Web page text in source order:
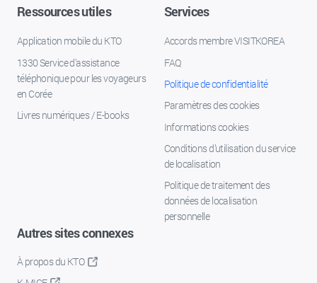
Ressources utiles
Application mobile du KTO
1330 Service d'assistance
téléphonique pour les voyageurs
en Corée
Livres numériques / E-books
Services
Accords membre VISITKOREA
FAQ
Politique de confidentialité
Paramètres des cookies
Informations cookies
Conditions d’utilisation du service
de localisation
Politique de traitement des
données de localisation
personnelle
Autres sites connexes
À propos du KTO